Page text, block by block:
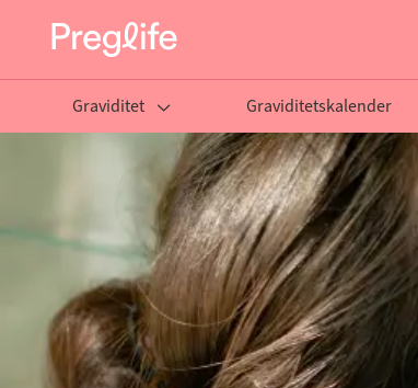
Graviditet Graviditetskalender